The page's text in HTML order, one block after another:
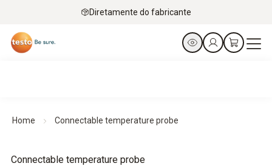
Diretamente do fabricante
Home Connectable temperature probe
Connectable temperature probe